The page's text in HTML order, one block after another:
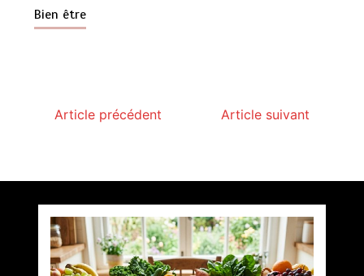
Bien être
Article précédent Article suivant
Vitalité au quotidien : découvrez notre banc
de l’excellent
parPovoski
5 août 2026
6 minutes
4 jours